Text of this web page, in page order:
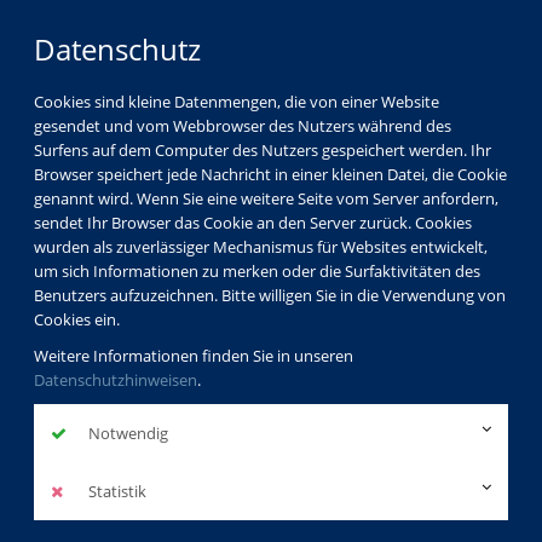
Datenschutz
Cookies sind kleine Datenmengen, die von einer Website
gesendet und vom Webbrowser des Nutzers während des
Surfens auf dem Computer des Nutzers gespeichert werden. Ihr
Browser speichert jede Nachricht in einer kleinen Datei, die Cookie
genannt wird. Wenn Sie eine weitere Seite vom Server anfordern,
sendet Ihr Browser das Cookie an den Server zurück. Cookies
wurden als zuverlässiger Mechanismus für Websites entwickelt,
um sich Informationen zu merken oder die Surfaktivitäten des
Benutzers aufzuzeichnen. Bitte willigen Sie in die Verwendung von
Cookies ein.
Weitere Informationen finden Sie in unseren
Datenschutzhinweisen.
Notwendig
Statistik